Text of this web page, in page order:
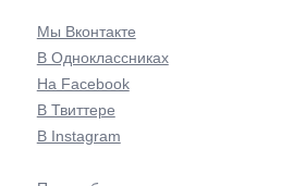
Мы Вконтакте
В Одноклассниках
На Facebook
В Твиттере
В Instagram